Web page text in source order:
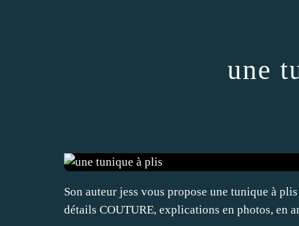
une
Son auteur jess vous propose une tunique à
détails COUTURE, explications en photos, en